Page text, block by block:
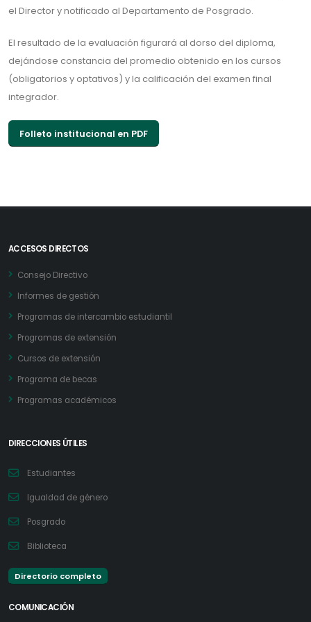
el Director y notificado al Departamento de Posgrado.
EI resultado de la evaluación figurará al dorso del diploma,
dejándose constancia del promedio obtenido en los cursos
(obligatorios y optativos) y la calificación del examen final
integrador.
Folleto institucional en PDF
ACCESOS DIRECTOS
Consejo Directivo
Informes de gestión
Programas de intercambio estudiantil
Programas de extensión
Cursos de extensión
Programa de becas
Programas académicos
DIRECCIONES ÚTILES
Estudiantes
Igualdad de género
Posgrado
Biblioteca
Directorio completo
COMUNICACIÓN